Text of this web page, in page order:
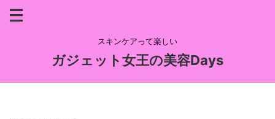
スキンケアって楽しい
ガジェット女王の美容Days